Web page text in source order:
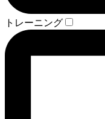
トレーニング